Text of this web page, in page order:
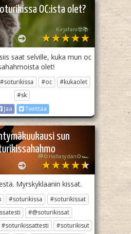
OC:ista olet?
Kirjafani🤓📚
saat selville, kuka mun oc
olet!
#soturikissa #oc
#kukaolet
#sk
Jaa
Twiittaa
sun
🏁🌻Hallasydän🌻🏎️
Myrskyklaanin kissat.
#soturikissa
#soturikissat
#@soturikissat
#soturikissattesti
#soturikisut